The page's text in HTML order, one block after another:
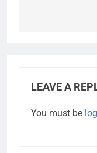
LEAVE A
You must be